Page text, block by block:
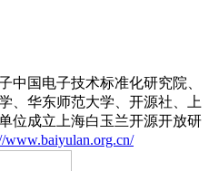
中国电子技术标准化研究院、
、华东师范大学、开源社、上
位成立上海白玉兰开源开放研
www.baiyulan.org.cn/